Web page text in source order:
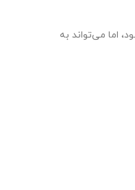
اما می‌تواند به